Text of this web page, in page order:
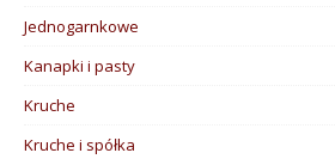
Jednogarnkowe
Kanapki i pasty
Kruche
Kruche i spółka